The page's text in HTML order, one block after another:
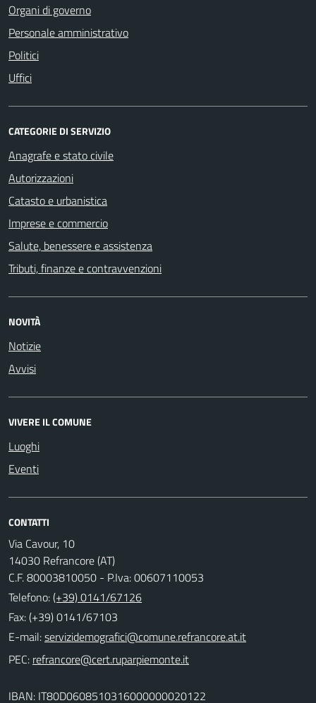
Organi di governo
Personale amministrativo
Politici
Uffici
CATEGORIE DI SERVIZIO
Anagrafe e stato civile
Autorizzazioni
Catasto e urbanistica
Imprese e commercio
Salute, benessere e assistenza
Tributi, finanze e contravvenzioni
NOVITÀ
Notizie
Avvisi
VIVERE IL COMUNE
Luoghi
Eventi
CONTATTI
Via Cavour, 10
14030 Refrancore (AT)
C.F. 80003810050 - P.Iva: 00607110053
Telefono:(+39) 0141/67126
Fax: (+39) 0141/67103
E-mail:
PEC:
IBAN: IT80D0608510316000000020122